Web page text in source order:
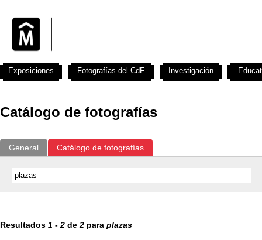
Catálogo de fotografías
General Catálogo de fotografías
Resultados 1 - 2 de 2 para plazas
Exposiciones Fotografías del CdF Investigación